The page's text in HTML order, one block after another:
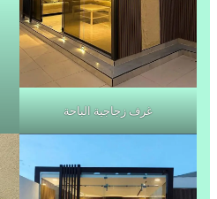
غرف زجاجية الباحة